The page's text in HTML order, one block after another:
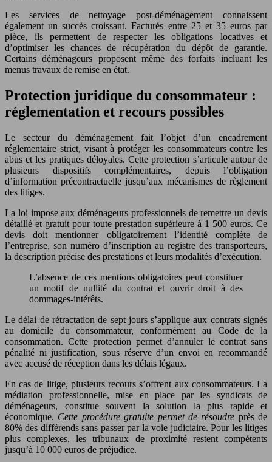
Les services de nettoyage post-déménagement connaissent
également un succès croissant. Facturés entre 25 et 35 euros par
pièce, ils permettent de respecter les obligations locatives et
d’optimiser les chances de récupération du dépôt de garantie.
Certains déménageurs proposent même des forfaits incluant les
menus travaux de remise en état.
Protection juridique du consommateur :
réglementation et recours possibles
Le secteur du déménagement fait l’objet d’un encadrement
réglementaire strict, visant à protéger les consommateurs contre les
abus et les pratiques déloyales. Cette protection s’articule autour de
plusieurs dispositifs complémentaires, depuis l’obligation
d’information précontractuelle jusqu’aux mécanismes de règlement
des litiges.
La loi impose aux déménageurs professionnels de remettre un devis
détaillé et gratuit pour toute prestation supérieure à 1 500 euros. Ce
devis doit mentionner obligatoirement l’identité complète de
l’entreprise, son numéro d’inscription au registre des transporteurs,
la description précise des prestations et leurs modalités d’exécution.
L’absence de ces mentions obligatoires peut constituer
un motif de nullité du contrat et ouvrir droit à des
dommages-intérêts.
Le délai de rétractation de sept jours s’applique aux contrats signés
au domicile du consommateur, conformément au Code de la
consommation. Cette protection permet d’annuler le contrat sans
pénalité ni justification, sous réserve d’un envoi en recommandé
avec accusé de réception dans les délais légaux.
En cas de litige, plusieurs recours s’offrent aux consommateurs. La
médiation professionnelle, mise en place par les syndicats de
déménageurs, constitue souvent la solution la plus rapide et
économique. Cette procédure gratuite permet de résoudre près de
80% des différends sans passer par la voie judiciaire. Pour les litiges
plus complexes, les tribunaux de proximité restent compétents
jusqu’à 10 000 euros de préjudice.